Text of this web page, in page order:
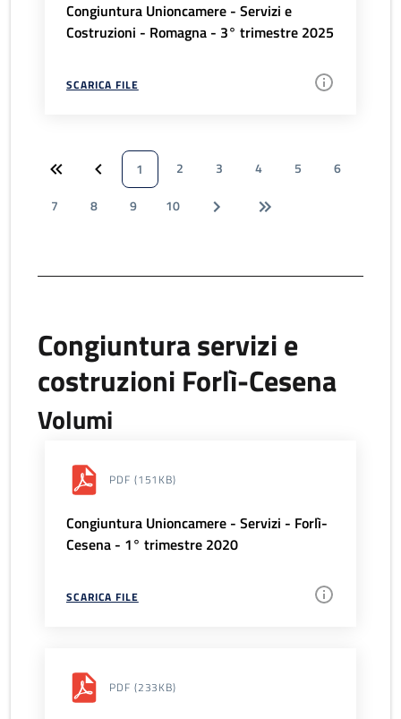
Congiuntura Unioncamere - Servizi e
Costruzioni - Romagna - 3° trimestre 2025
SCARICA FILE
1 2 3 4 5
6
7
8 9 10
Congiuntura servizi e
costruzioni Forlì-Cesena
Volumi
PDF (151KB)
Congiuntura Unioncamere - Servizi - Forlì-
Cesena - 1° trimestre 2020
SCARICA FILE
PDF (233KB)